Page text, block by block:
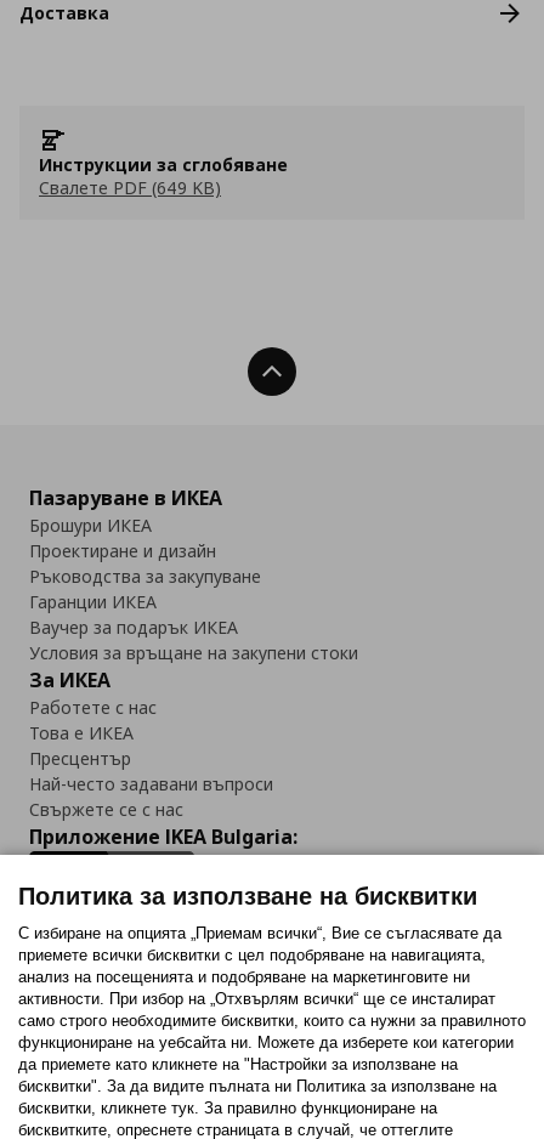
Доставка
Инструкции за сглобяване
Свалете PDF (649 KB)
Нагоре
Пазаруване в ИКЕА
Брошури ИКЕА
Проектиране и дизайн
Ръководства за закупуване
Гаранции ИКЕА
Ваучер за подарък ИКЕА
Условия за връщане на закупени стоки
За ИКЕА
Работете с нас
Това е ИКЕА
Пресцентър
Най-често задавани въпроси
Свържете се с нас
Приложение IKEA Bulgaria:
Последвайте ни:
FacebookTwitterYoutubePinterestInstagram
Политика за използване на бисквитки
С избиране на опцията „Приемам всички“, Вие се съгласявате да
приемете всички бисквитки с цел подобряване на навигацията,
анализ на посещенията и подобряване на маркетинговите ни
активности. При избор на „Отхвърлям всички“ ще се инсталират
само строго необходимитe бисквитки, които са нужни за правилното
функциониране на уебсайта ни. Можете да изберете кои категории
да приемете като кликнете на "Настройки за използване на
бисквитки". За да видите пълната ни Политика за използване на
бисквитки, кликнете тук. За правилно функциониране на
бисквитките, опреснете страницата в случай, че оттеглите